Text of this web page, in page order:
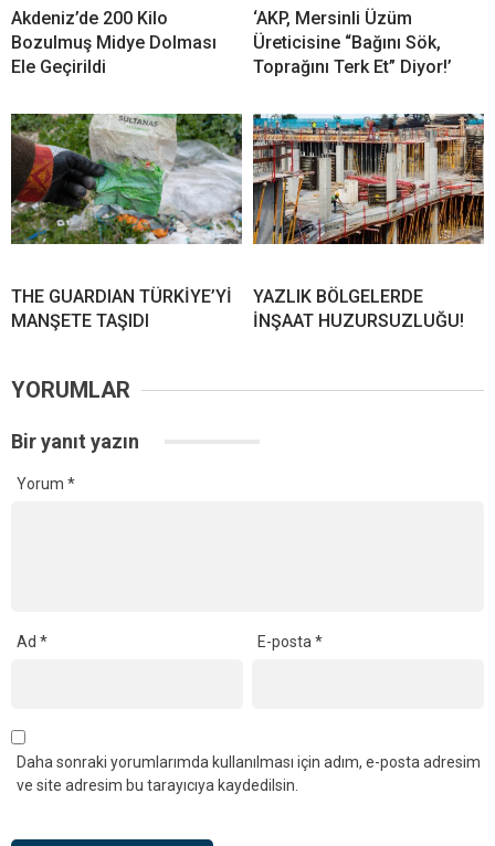
Akdeniz’de 200 Kilo
Bozulmuş Midye Dolması
Ele Geçirildi
‘AKP, Mersinli Üzüm
Üreticisine “Bağını Sök,
Toprağını Terk Et” Diyor!’
THE GUARDIAN TÜRKİYE’Yİ
MANŞETE TAŞIDI
YAZLIK BÖLGELERDE
İNŞAAT HUZURSUZLUĞU!
YORUMLAR
Bir yanıt yazın
Yorum *
Ad * E-posta*
Daha sonraki yorumlarımda kullanılması için adım, e-posta adresim
ve site adresim bu tarayıcıya kaydedilsin.